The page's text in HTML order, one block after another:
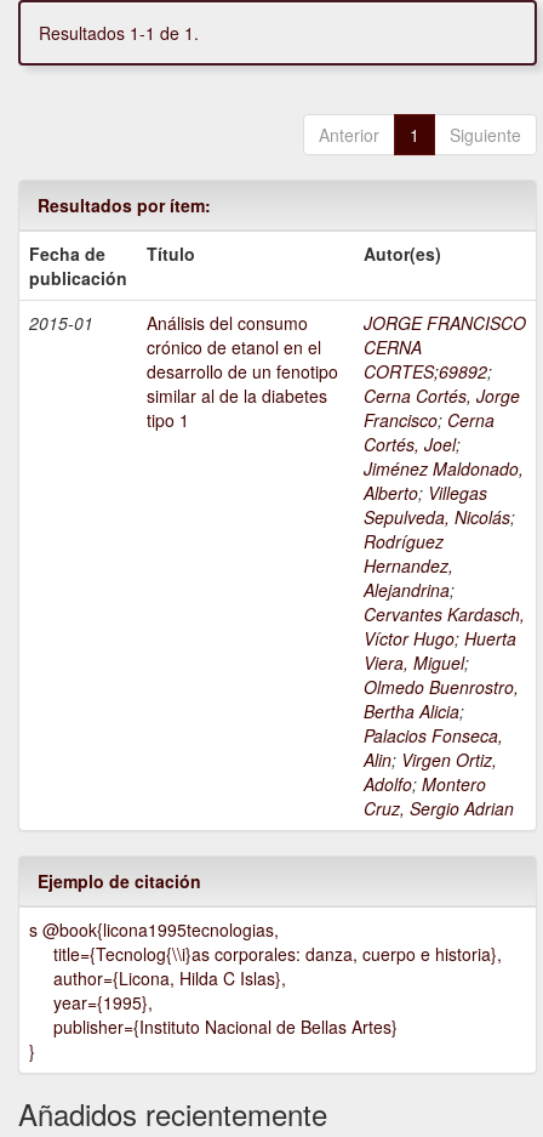
Resultados 1-1 de 1.
Anterior 1 Siguiente
Resultados por ítem:
Fecha de
publicación
Título Autor(es)
2015-01
Análisis del consumo
crónico de etanol en el
desarrollo de un fenotipo
similar al de la diabetes
tipo 1
JORGE FRANCISCO
CERNA
CORTES;69892;
Cerna Cortés, Jorge
Francisco; Cerna
Cortés, Joel;
Jiménez Maldonado,
Alberto; Villegas
Sepulveda, Nicolás;
Rodríguez
Hernandez,
Alejandrina;
Cervantes Kardasch,
Víctor Hugo; Huerta
Viera, Miguel;
Olmedo Buenrostro,
Bertha Alicia;
Palacios Fonseca,
Alin; Virgen Ortiz,
Adolfo; Montero
Cruz, Sergio Adrian
Ejemplo de citación
s @book{licona1995tecnologias,
title={Tecnolog{\\i}as corporales: danza, cuerpo e historia},
author={Licona, Hilda C Islas},
year={1995},
publisher={Instituto Nacional de Bellas Artes}
}
Añadidos recientemente